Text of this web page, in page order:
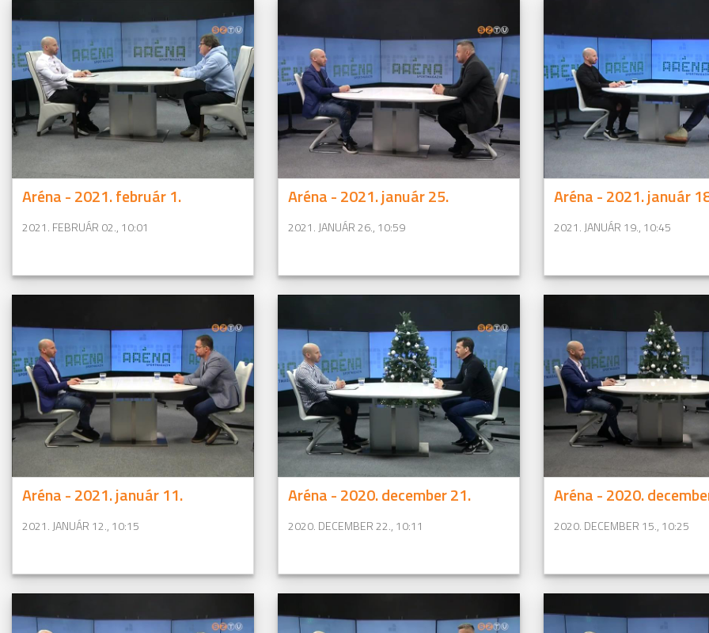
Aréna - 2021. február 1.
2021. FEBRUÁR 02., 10:01
Aréna - 2021. január 25.
2021. JANUÁR 26., 10:59
Aréna - 2021. január
2021. JANUÁR 19., 10:45
Aréna - 2021. január 11.
2021. JANUÁR 12., 10:15
Aréna - 2020. december 21.
2020. DECEMBER 22., 10:11
Aréna - 2020.
2020. DECEMBER 15., 10:25